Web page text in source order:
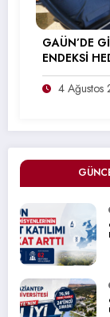
GAÜN’DE
ENDEKSİ
4 Ağustos